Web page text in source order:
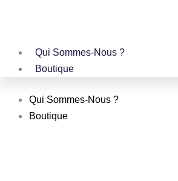
Qui Sommes-Nous ?
Boutique
Qui Sommes-Nous ?
Boutique